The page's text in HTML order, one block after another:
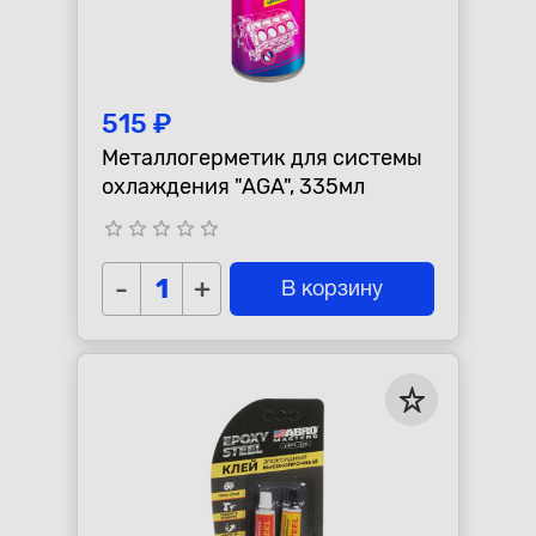
515 ₽
Металлогерметик для системы
охлаждения "AGA", 335мл
star_border star_border star_border star_border star_border
- + В корзину